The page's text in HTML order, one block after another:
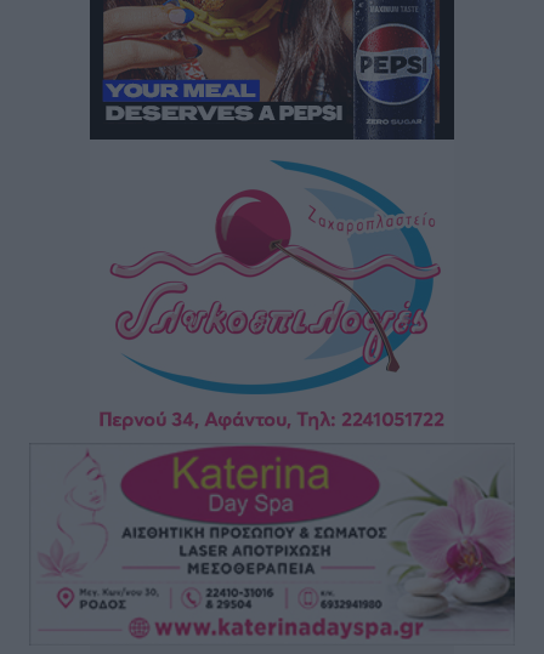
Τοπικές Ειδήσεις• πριν 9 ώρες
Πάνθηρες: Ξεκίνησαν αισιόδοξοι για την παρθενική
“πτήση” τους
Αθλητικά• πριν 10 ώρες
Άρης Αρχαγγέλου: Στο πλευρό του άτυχου Ιάκωβου
• πριν 10 ώρες
Φοίβος: Η μεγάλη επιστροφή του Μπρένο Σαλβατιέρα
πριν 10 ώρες
Κλεάνθης: Έτοιμες οι κάρτες διαρκείας της νέας
σεζόν
Αθλητικά πριν 10 ώρες
Ατρόμητος Διμυλιάς: Ο Μαργαρίτης και μία
αδιαπραγμάτευτη φιλοσοφία
Αθλητικά• πριν 10 ώρες